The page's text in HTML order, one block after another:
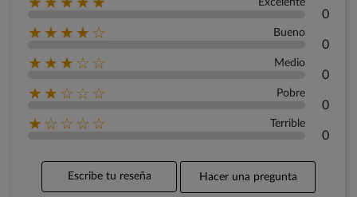
Excelente
0
★★★★☆ Bueno
0
★★★☆☆ Medio
0
★★☆☆☆ Pobre
0
★☆☆☆☆ Terrible
0
Escribe tu reseña Hacer una pregunta